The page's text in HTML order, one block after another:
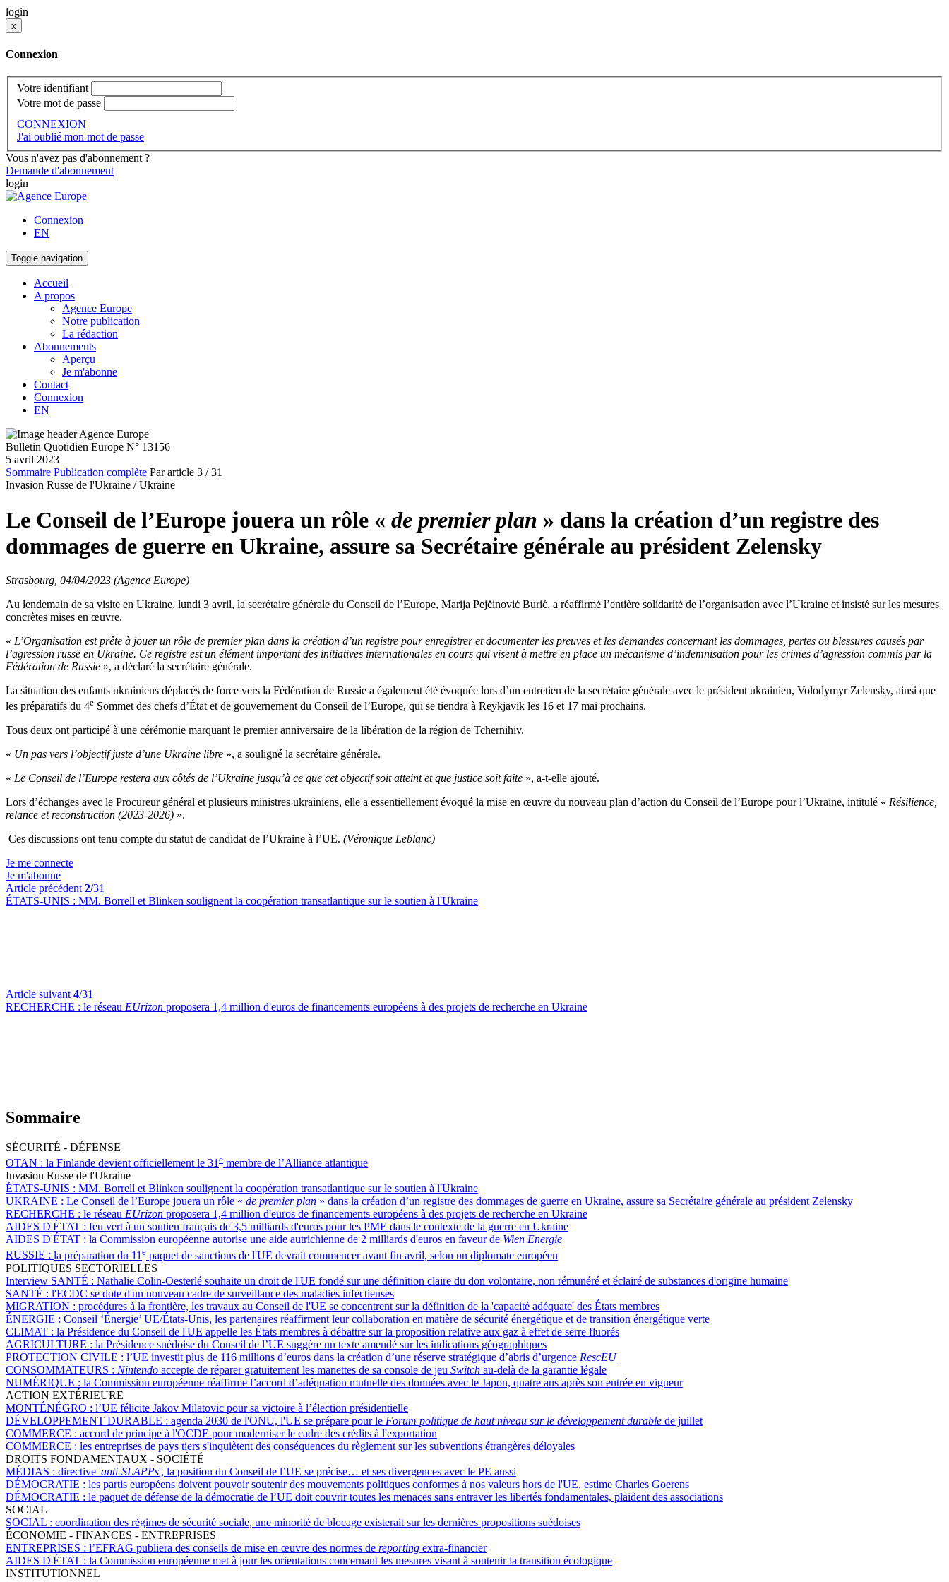
login
x
Connexion
Votre identifiant
Votre mot de passe
CONNEXION
J'ai oublié mon mot de passe
Vous n'avez pas d'abonnement ?
Demande d'abonnement
login
Connexion
EN
Toggle navigation
Accueil
A propos
Agence Europe
Notre publication
La rédaction
Abonnements
Aperçu
Je m'abonne
Contact
Connexion
EN
Bulletin Quotidien Europe N° 13156
5 avril 2023
Sommaire Publication complète Par article 3 / 31
Invasion Russe de l'Ukraine / Ukraine
Le Conseil de l’Europe jouera un rôle « de premier plan » dans la création d’un registre des
dommages de guerre en Ukraine, assure sa Secrétaire générale au président Zelensky
Strasbourg, 04/04/2023 (Agence Europe)
Au lendemain de sa visite en Ukraine, lundi 3 avril, la secrétaire générale du Conseil de l’Europe, Marija Pejčinović Burić, a réaffirmé l’entière solidarité de l’organisation avec l’Ukraine et insisté sur les mesures
concrètes mises en œuvre.
« L’Organisation est prête à jouer un rôle de premier plan dans la création d’un registre pour enregistrer et documenter les preuves et les demandes concernant les dommages, pertes ou blessures causés par
l’agression russe en Ukraine. Ce registre est un élément important des initiatives internationales en cours qui visent à mettre en place un mécanisme d’indemnisation pour les crimes d’agression commis par la
Fédération de Russie », a déclaré la secrétaire générale.
La situation des enfants ukrainiens déplacés de force vers la Fédération de Russie a également été évoquée lors d’un entretien de la secrétaire générale avec le président ukrainien, Volodymyr Zelensky, ainsi que
les préparatifs du 4e Sommet des chefs d’État et de gouvernement du Conseil de l’Europe, qui se tiendra à Reykjavik les 16 et 17 mai prochains.
Tous deux ont participé à une cérémonie marquant le premier anniversaire de la libération de la région de Tchernihiv.
« Un pas vers l’objectif juste d’une Ukraine libre », a souligné la secrétaire générale.
« Le Conseil de l’Europe restera aux côtés de l’Ukraine jusqu’à ce que cet objectif soit atteint et que justice soit faite », a-t-elle ajouté.
Lors d’échanges avec le Procureur général et plusieurs ministres ukrainiens, elle a essentiellement évoqué la mise en œuvre du nouveau plan d’action du Conseil de l’Europe pour l’Ukraine, intitulé « Résilience,
relance et reconstruction (2023-2026) ».
Ces discussions ont tenu compte du statut de candidat de l’Ukraine à l’UE. (Véronique Leblanc)
Je me connecte
Je m'abonne
Article précédent 2/31
ÉTATS-UNIS : MM. Borrell et Blinken soulignent la coopération transatlantique sur le soutien à l'Ukraine
Article suivant 4/31
RECHERCHE : le réseau EUrizon proposera 1,4 million d'euros de financements européens à des projets de recherche en Ukraine
Sommaire
SÉCURITÉ - DÉFENSE
OTAN : la Finlande devient officiellement le 31e membre de l’Alliance atlantique
Invasion Russe de l'Ukraine
ÉTATS-UNIS : MM. Borrell et Blinken soulignent la coopération transatlantique sur le soutien à l'Ukraine
UKRAINE : Le Conseil de l’Europe jouera un rôle « de premier plan » dans la création d’un registre des dommages de guerre en Ukraine, assure sa Secrétaire générale au président Zelensky
RECHERCHE : le réseau EUrizon proposera 1,4 million d'euros de financements européens à des projets de recherche en Ukraine
AIDES D'ÉTAT : feu vert à un soutien français de 3,5 milliards d'euros pour les PME dans le contexte de la guerre en Ukraine
AIDES D'ÉTAT : la Commission européenne autorise une aide autrichienne de 2 milliards d'euros en faveur de Wien Energie
RUSSIE : la préparation du 11 e paquet de sanctions de l'UE devrait commencer avant fin avril, selon un diplomate européen
POLITIQUES SECTORIELLES
Interview SANTÉ : Nathalie Colin-Oesterlé souhaite un droit de l'UE fondé sur une définition claire du don volontaire, non rémunéré et éclairé de substances d'origine humaine
SANTÉ : l'ECDC se dote d'un nouveau cadre de surveillance des maladies infectieuses
MIGRATION : procédures à la frontière, les travaux au Conseil de l'UE se concentrent sur la définition de la 'capacité adéquate' des États membres
ÉNERGIE : Conseil ‘Énergie’ UE/États-Unis, les partenaires réaffirment leur collaboration en matière de sécurité énergétique et de transition énergétique verte
CLIMAT : la Présidence du Conseil de l'UE appelle les États membres à débattre sur la proposition relative aux gaz à effet de serre fluorés
AGRICULTURE : la Présidence suédoise du Conseil de l’UE suggère un texte amendé sur les indications géographiques
PROTECTION CIVILE : l’UE investit plus de 116 millions d’euros dans la création d’une réserve stratégique d’abris d’urgence RescEU
CONSOMMATEURS : Nintendo accepte de réparer gratuitement les manettes de sa console de jeu Switch au-delà de la garantie légale
NUMÉRIQUE : la Commission européenne réaffirme l’accord d’adéquation mutuelle des données avec le Japon, quatre ans après son entrée en vigueur
ACTION EXTÉRIEURE
MONTÉNÉGRO : l’UE félicite Jakov Milatovic pour sa victoire à l’élection présidentielle
DÉVELOPPEMENT DURABLE : agenda 2030 de l'ONU, l'UE se prépare pour le Forum politique de haut niveau sur le développement durable de juillet
COMMERCE : accord de principe à l'OCDE pour moderniser le cadre des crédits à l'exportation
COMMERCE : les entreprises de pays tiers s'inquiètent des conséquences du règlement sur les subventions étrangères déloyales
DROITS FONDAMENTAUX - SOCIÉTÉ
MÉDIAS : directive 'anti-SLAPPs', la position du Conseil de l’UE se précise… et ses divergences avec le PE aussi
DÉMOCRATIE : les partis européens doivent pouvoir soutenir des mouvements politiques conformes à nos valeurs hors de l'UE, estime Charles Goerens
DÉMOCRATIE : le paquet de défense de la démocratie de l’UE doit couvrir toutes les menaces sans entraver les libertés fondamentales, plaident des associations
SOCIAL
SOCIAL : coordination des régimes de sécurité sociale, une minorité de blocage existerait sur les dernières propositions suédoises
ÉCONOMIE - FINANCES - ENTREPRISES
ENTREPRISES : l’EFRAG publiera des conseils de mise en œuvre des normes de reporting extra-financier
AIDES D'ÉTAT : la Commission européenne met à jour les orientations concernant les mesures visant à soutenir la transition écologique
INSTITUTIONNEL